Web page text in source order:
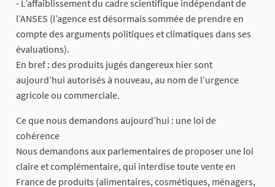
- L’affaiblissement du cadre scientifique indépendant de
l’ANSES (l’agence est désormais sommée de prendre en
compte des arguments politiques et climatiques dans ses
évaluations).
En bref : des produits jugés dangereux hier sont
aujourd’hui autorisés à nouveau, au nom de l’urgence
agricole ou commerciale.
Ce que nous demandons aujourd’hui : une loi de
cohérence
Nous demandons aux parlementaires de proposer une loi
claire et complémentaire, qui interdise toute vente en
France de produits (alimentaires, cosmétiques, ménagers,